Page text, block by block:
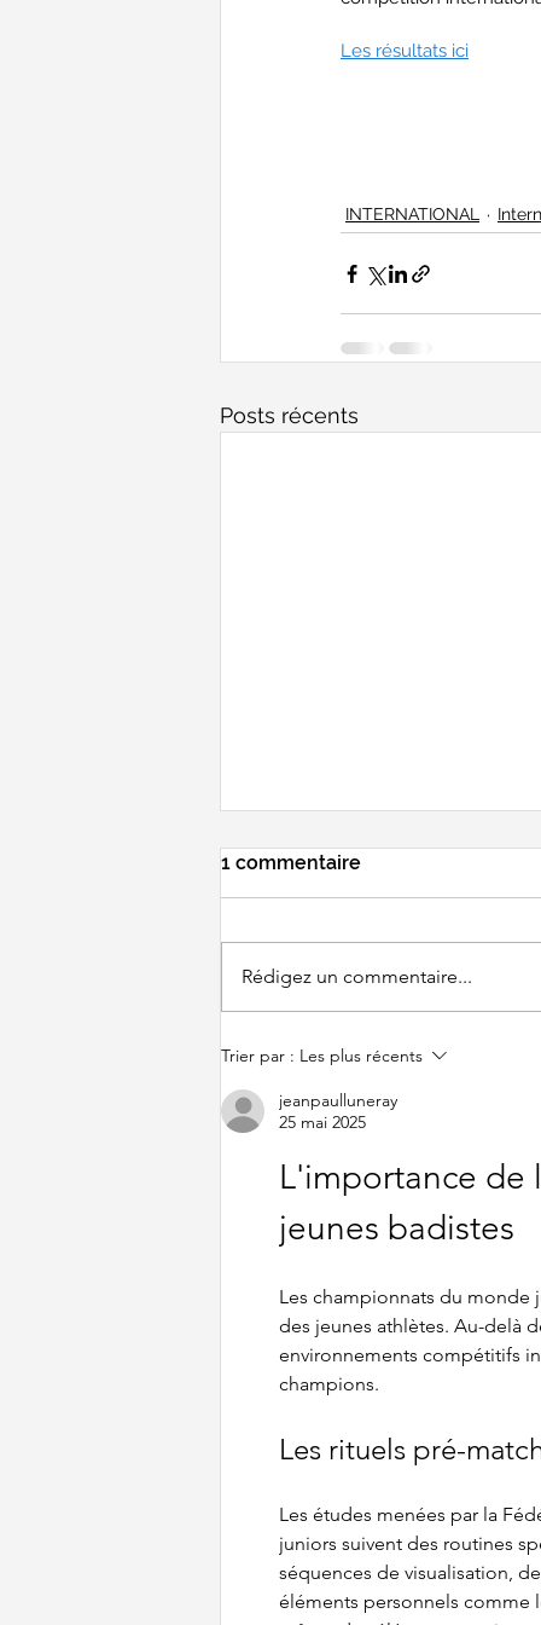
Les résultats ici
INTERNATIONAL
Posts récents
BWF WORLD
CHAMPIONSHIPS - Un
tirage pas très clément...
1 commentaire
Rédigez un commentaire...
Trier par : Les plus récents
jeanpaulluneray
25 mai 2025
L'importance de
jeunes badistes
Les championnats du monde
des jeunes athlètes. Au-delà
environnements compétitifs
champions.
Les rituels pré-
Les études menées par la
juniors suivent des routines
séquences de visualisation,
éléments personnels comme